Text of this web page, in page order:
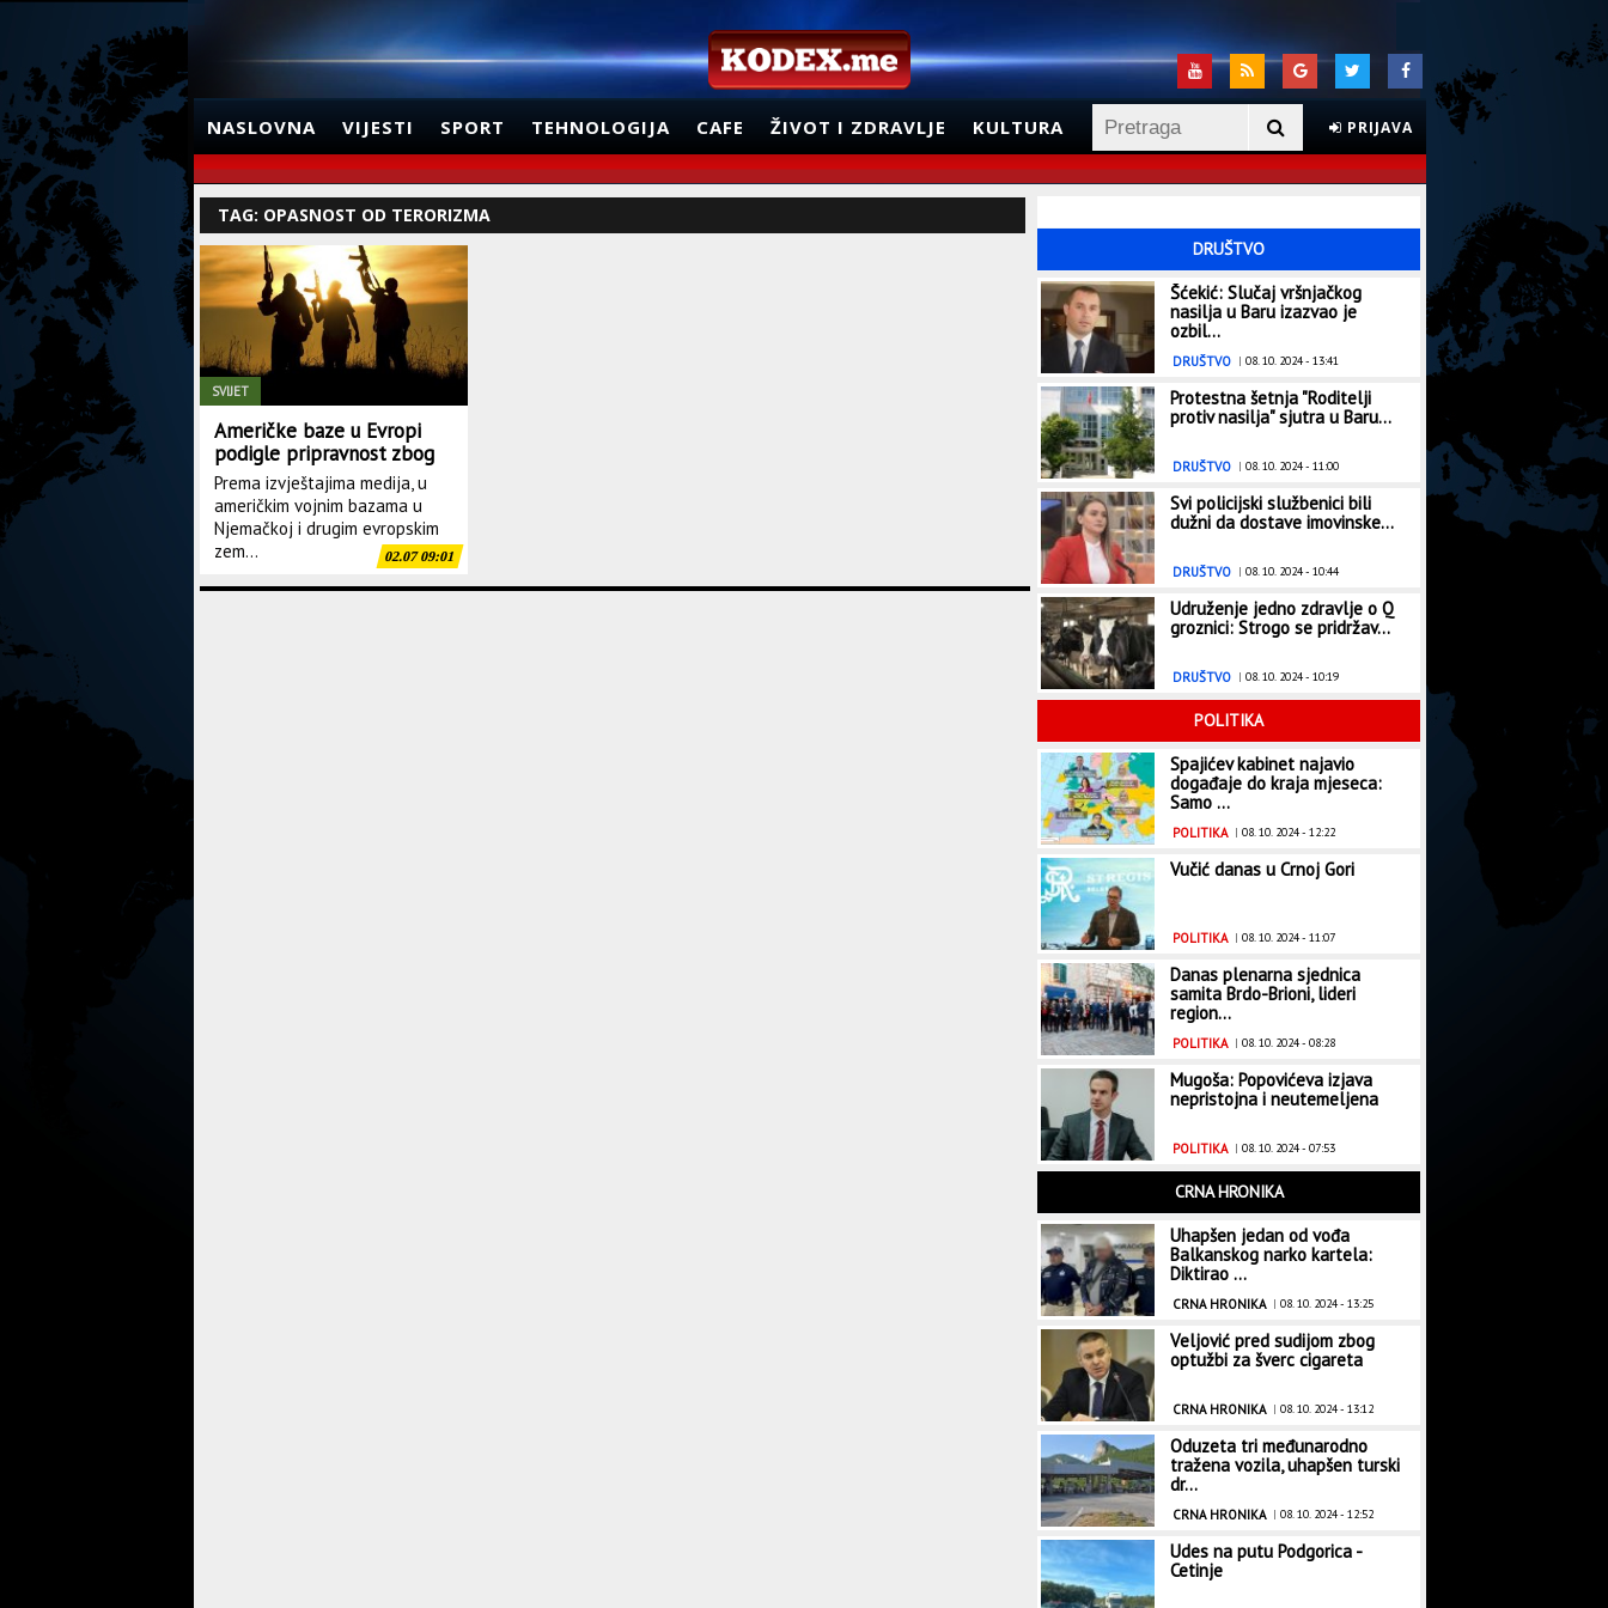
NASLOVNA VIJESTI SPORT TEHNOLOGIJA CAFE ŽIVOT I ZDRAVLJE KULTURA PRIJAVA
TAG: OPASNOST OD TERORIZMA
SVIJET
Američke baze u Evropi
podigle pripravnost zbog
opasnosti od terorizma
Prema izvještajima medija, u
američkim vojnim bazama u
Njemačkoj i drugim evropskim
zem...
02.07 09:01
DRUŠTVO
Šćekić: Slučaj vršnjačkog
nasilja u Baru izazvao je
ozbil...
DRUŠTVO | 08. 10. 2024 - 13:41
Protestna šetnja "Roditelji
protiv nasilja" sjutra u Baru...
DRUŠTVO | 08. 10. 2024 - 11:00
Svi policijski službenici bili
dužni da dostave imovinske...
DRUŠTVO | 08. 10. 2024 - 10:44
Udruženje jedno zdravlje o Q
groznici: Strogo se pridržav...
DRUŠTVO | 08. 10. 2024 - 10:19
POLITIKA
Spajićev kabinet najavio
događaje do kraja mjeseca:
Samo ...
POLITIKA| 08. 10. 2024 - 12:22
Vučić danas u Crnoj Gori
POLITIKA| 08. 10. 2024 - 11:07
Danas plenarna sjednica
samita Brdo-Brioni, lideri
region...
POLITIKA| 08. 10. 2024 - 08:28
Mugoša: Popovićeva izjava
nepristojna i neutemeljena
POLITIKA| 08. 10. 2024 - 07:53
CRNA HRONIKA
Uhapšen jedan od vođa
Balkanskog narko kartela:
Diktirao ...
CRNA HRONIKA| 08. 10. 2024 - 13:25
Veljović pred sudijom zbog
optužbi za šverc cigareta
CRNA HRONIKA| 08. 10. 2024 - 13:12
Oduzeta tri međunarodno
tražena vozila, uhapšen turski
dr...
CRNA HRONIKA| 08. 10. 2024 - 12:52
Udes na putu Podgorica -
Cetinje